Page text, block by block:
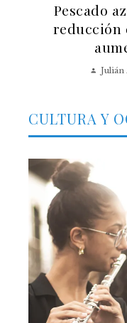
Pescado
reducción
Julián
CULTURA Y